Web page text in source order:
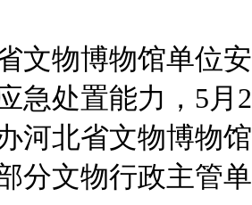
文物博物馆单位
急处置能力，5
河北省文物博物
分文物行政主管